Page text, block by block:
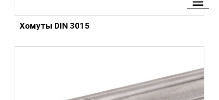
Хомуты DIN 3015